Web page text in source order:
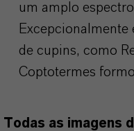
um amplo
de cupins, como
Coptotermes
Todas as imagens